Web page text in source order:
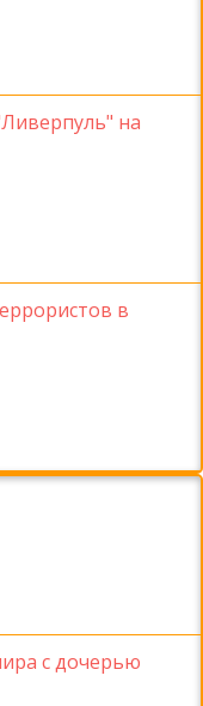
на
в
с дочерью